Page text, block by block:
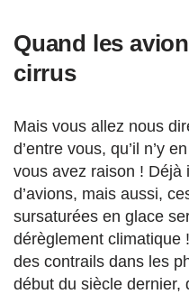
Quand les
cirrus
Mais vous allez nous
d’entre vous, qu’il n’y
vous avez raison ! Déjà
d’avions, mais aussi,
sursaturées en glace
dérèglement climatique
des contrails dans les
début du siècle dernier,